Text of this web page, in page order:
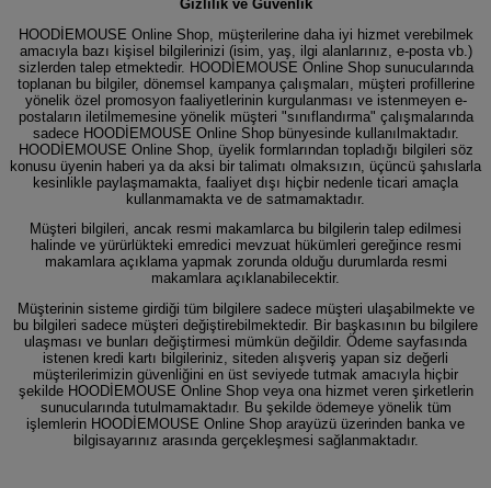
Gizlilik ve Güvenlik
HOODİEMOUSE Online Shop, müşterilerine daha iyi hizmet verebilmek
amacıyla bazı kişisel bilgilerinizi (isim, yaş, ilgi alanlarınız, e-posta vb.)
sizlerden talep etmektedir. HOODİEMOUSE Online Shop sunucularında
toplanan bu bilgiler, dönemsel kampanya çalışmaları, müşteri profillerine
yönelik özel promosyon faaliyetlerinin kurgulanması ve istenmeyen e-
postaların iletilmemesine yönelik müşteri "sınıflandırma" çalışmalarında
sadece HOODİEMOUSE Online Shop bünyesinde kullanılmaktadır.
HOODİEMOUSE Online Shop, üyelik formlarından topladığı bilgileri söz
konusu üyenin haberi ya da aksi bir talimatı olmaksızın, üçüncü şahıslarla
kesinlikle paylaşmamakta, faaliyet dışı hiçbir nedenle ticari amaçla
kullanmamakta ve de satmamaktadır.
Müşteri bilgileri, ancak resmi makamlarca bu bilgilerin talep edilmesi
halinde ve yürürlükteki emredici mevzuat hükümleri gereğince resmi
makamlara açıklama yapmak zorunda olduğu durumlarda resmi
makamlara açıklanabilecektir.
Müşterinin sisteme girdiği tüm bilgilere sadece müşteri ulaşabilmekte ve
bu bilgileri sadece müşteri değiştirebilmektedir. Bir başkasının bu bilgilere
ulaşması ve bunları değiştirmesi mümkün değildir. Ödeme sayfasında
istenen kredi kartı bilgileriniz, siteden alışveriş yapan siz değerli
müşterilerimizin güvenliğini en üst seviyede tutmak amacıyla hiçbir
şekilde HOODİEMOUSE Online Shop veya ona hizmet veren şirketlerin
sunucularında tutulmamaktadır. Bu şekilde ödemeye yönelik tüm
işlemlerin HOODİEMOUSE Online Shop arayüzü üzerinden banka ve
bilgisayarınız arasında gerçekleşmesi sağlanmaktadır.